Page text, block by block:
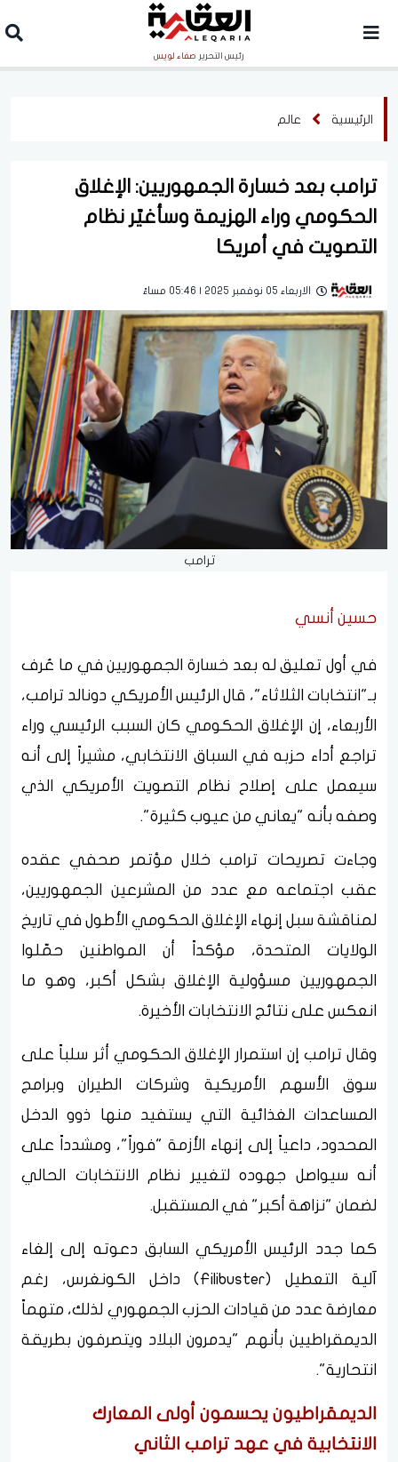
رئيس التحرير صفاء لويس
الرئيسية عالم
ترامب بعد خسارة الجمهوريين: الإغلاق
الحكومي وراء الهزيمة وسأغيّر نظام
التصويت في أمريكا
الاربعاء 05 نوفمبر 2025 | 05:46 مساءً
ترامب
حسين أنسي
في أول تعليق له بعد خسارة الجمهوريين في ما عُرف
بـ"انتخابات الثلاثاء"، قال الرئيس الأمريكي دونالد ترامب،
الأربعاء، إن الإغلاق الحكومي كان السبب الرئيسي وراء
تراجع أداء حزبه في السباق الانتخابي، مشيراً إلى أنه
سيعمل على إصلاح نظام التصويت الأمريكي الذي
وصفه بأنه "يعاني من عيوب كثيرة".
وجاءت تصريحات ترامب خلال مؤتمر صحفي عقده
عقب اجتماعه مع عدد من المشرعين الجمهوريين،
لمناقشة سبل إنهاء الإغلاق الحكومي الأطول في تاريخ
الولايات المتحدة، مؤكداً أن المواطنين حمّلوا
الجمهوريين مسؤولية الإغلاق بشكل أكبر، وهو ما
انعكس على نتائج الانتخابات الأخيرة.
وقال ترامب إن استمرار الإغلاق الحكومي أثر سلباً على
سوق الأسهم الأمريكية وشركات الطيران وبرامج
المساعدات الغذائية التي يستفيد منها ذوو الدخل
المحدود، داعياً إلى إنهاء الأزمة "فوراً"، ومشدداً على
أنه سيواصل جهوده لتغيير نظام الانتخابات الحالي
لضمان "نزاهة أكبر" في المستقبل.
كما جدد الرئيس الأمريكي السابق دعوته إلى إلغاء
آلية التعطيل (Filibuster) داخل الكونغرس، رغم
معارضة عدد من قيادات الحزب الجمهوري لذلك، متهماً
الديمقراطيين بأنهم "يدمرون البلاد ويتصرفون بطريقة
انتحارية".
الديمقراطيون يحسمون أولى المعارك
الانتخابية في عهد ترامب الثاني